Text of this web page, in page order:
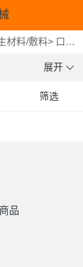
材料/敷料> 口罩器械
展开
筛选
品